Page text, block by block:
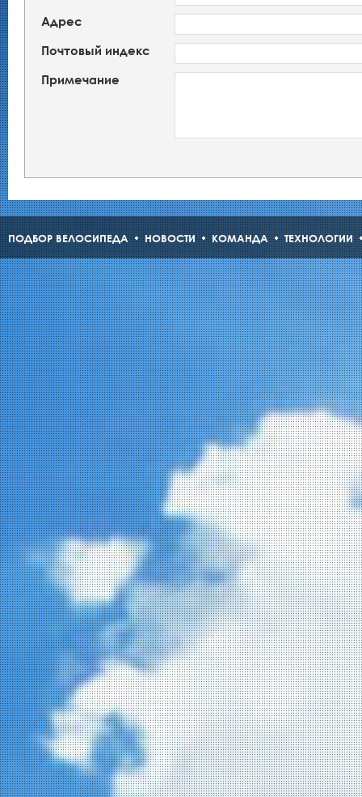
Адрес
Почтовый индекс
Примечание
ПОДБОР ВЕЛОСИПЕДА НОВОСТИ КОМАНДА ТЕХНОЛОГИИ